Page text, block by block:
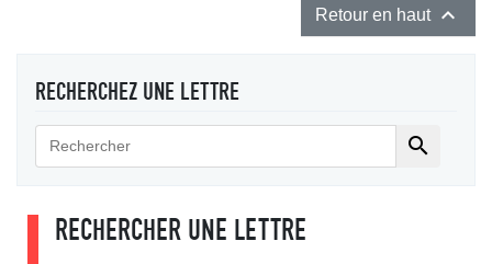
Retour en haut 
RECHERCHEZ UNE LETTRE

RECHERCHER UNE LETTRE